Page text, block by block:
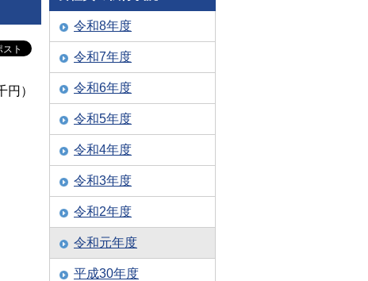
円）
令和8年度
令和7年度
令和6年度
令和5年度
令和4年度
令和3年度
令和2年度
令和元年度
平成30年度